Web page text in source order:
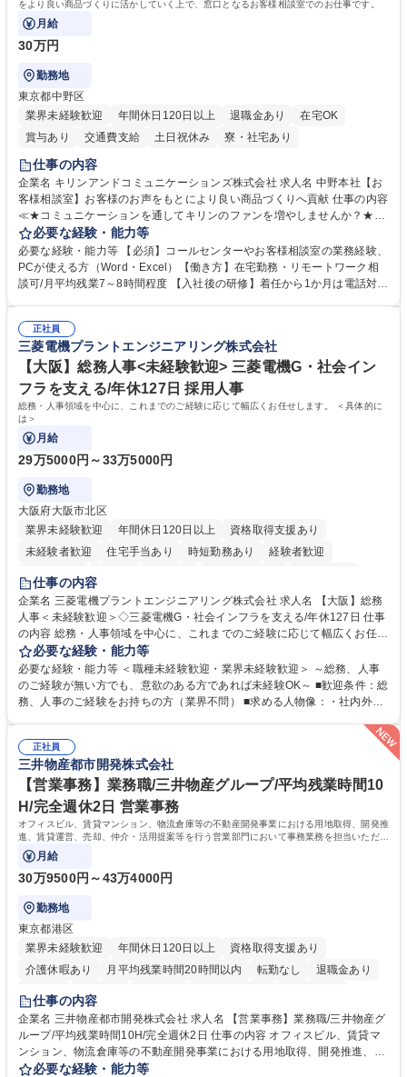
をより良い商品づくりに活かしていく上で、窓口となるお客様相談室でのお仕事です。
月給
30万円
勤務地
東京都中野区
業界未経験歓迎
年間休日120日以上 退職金あり
在宅OK
賞与あり
交通費支給 土日祝休み 寮・社宅あり
仕事の内容
企業名 キリンアンドコミュニケーションズ株式会社 求人名 中野本社【お
客様相談室】お客様のお声をもとにより良い商品づくりへ貢献 仕事の内容
≪★コミュニケーションを通してキリンのファンを増やしませんか？★≫
お客様のお声をより良い商品づくりに活かしていく上で、窓口となるお客
様相談室でのお仕事です。 日々お客様からいただくキリングループへのご
意見を、企業活動に活かしています。お客様からの声に迅速かつ誠意をも
って対応、情報提供するとともにグループ内活動に反映しています。 【具
平均100件前後■メール・手紙：同上40件前後 募集職種 中野本社【お客様
相談室】お客様のお声をもとにより良い商品づくりへ貢献
必要な経験・能力等
必要な経験・能力等 【必須】コールセンターやお客様相談室の業務経験、
PCが使える方（Word・Excel）【働き方】在宅勤務・リモートワーク相
談可/月平均残業7～8時間程度 【入社後の研修】着任から1か月は電話対応
すのでご安心ください。 【当社について】キリングループの広報機能を担
う会社として、お客様との出会いを大切にし、磨き上げたホスピタリティ
を込めてコミュニケーションをとりながら広報関連業務を行っておりま
す。 学歴・資格 学歴：大学院 大学 高専 短大 専修学校 高校 語学力： 資
格：
正社員
三菱電機プラントエンジニアリング株式会社
【大阪】総務人事<未経験歓迎> 三菱電機G・社会イン
フラを支える/年休127日 採用人事
総務・人事領域を中心に、これまでのご経験に応じて幅広くお任せします。 ＜具体的に
は＞
月給
29万5000円～33万5000円
勤務地
大阪府大阪市北区
業界未経験歓迎
年間休日120日以上
資格取得支援あり
未経験者歓迎
住宅手当あり 時短勤務あり
経験者歓迎
退職金あり
駅近5分以内
土日祝休み 服装自由 寮・社宅あり 食事補助あり
仕事の内容
企業名 三菱電機プラントエンジニアリング株式会社 求人名 【大阪】総務
人事＜未経験歓迎＞◇三菱電機G・社会インフラを支える/年休127日 仕事
の内容 総務・人事領域を中心に、これまでのご経験に応じて幅広くお任せ
します。 ＜具体的には＞ ・総務/人事労務（給与・社保・勤怠管理など）
・採用・教育研修 ・福利厚生運用 など ※基本的には事務所勤務ですが、
採用や教育等の業務内容により、関西圏以外への日帰り・宿泊を伴う国内
出張もございます。 ※担当業務を持ちつつ、お互いに助け合いながら、総
総務人事＜未経験歓迎＞◇三菱電機G・社会インフラを支える/年休127日
必要な経験・能力等
必要な経験・能力等 ＜職種未経験歓迎・業界未経験歓迎＞ ～総務、人事
のご経験が無い方でも、意欲のある方であれば未経験OK～ ■歓迎条件：総
務、人事のご経験をお持ちの方（業界不問） ■求める人物像：・社内外の
ミュニケーション能力を持っている方 ・人事総務領域に興味がありゼネラ
正社員
三井物産都市開発株式会社
【営業事務】業務職/三井物産グループ/平均残業時間10
H/完全週休2日 営業事務
オフィスビル、賃貸マンション、物流倉庫等の不動産開発事業における用地取得、開発推
進、賃貸運営、売却、仲介・活用提案等を行う営業部門において事務業務を担当いただき
ます。
月給
30万9500円～43万4000円
勤務地
東京都港区
業界未経験歓迎
年間休日120日以上
資格取得支援あり
介護休暇あり
月平均残業時間20時間以内 転勤なし
退職金あり
在宅OK
賞与あり
駅近5分以内
土日祝休み 寮・社宅あり
仕事の内容
企業名 三井物産都市開発株式会社 求人名 【営業事務】業務職/三井物産グ
ループ/平均残業時間10H/完全週休2日 仕事の内容 オフィスビル、賃貸マ
ンション、物流倉庫等の不動産開発事業における用地取得、開発推進、賃
貸運営、売却、仲介・活用提案等を行う営業部門において事務業務を担当
必要な経験・能力等